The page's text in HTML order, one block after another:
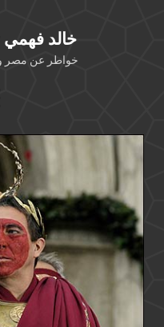
Khaled Fahmy خالد فهمي
خواطر عن مصر
facebook